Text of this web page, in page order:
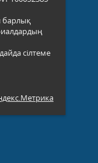
барлық
сілтеме